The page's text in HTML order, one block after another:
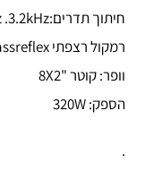
חיתוך תדרים:300Hz .3.2kHz
רמקול רצפתי 3Way, Bassreflex
וופר: קוטר "8X2
הספק: 320W
.